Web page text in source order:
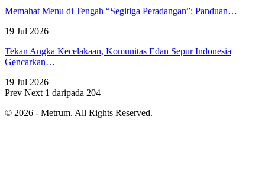
Memahat Menu di Tengah “Segitiga Peradangan”: Panduan…
19 Jul 2026
Tekan Angka Kecelakaan, Komunitas Edan Sepur Indonesia
Gencarkan…
19 Jul 2026
Prev Next 1 daripada 204
© 2026 - Metrum. All Rights Reserved.